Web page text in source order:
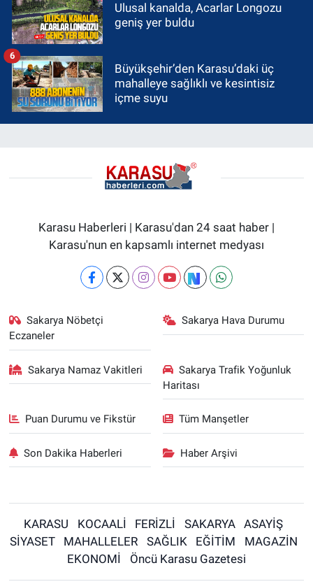
Ulusal kanalda, Acarlar Longozu
geniş yer buldu
Büyükşehir’den Karasu’daki üç
mahalleye sağlıklı ve kesintisiz
içme suyu
6
Karasu Haberleri | Karasu'dan 24 saat haber |
Karasu'nun en kapsamlı internet medyası
Sakarya Nöbetçi
Eczaneler
Sakarya Hava Durumu
Sakarya Namaz Vakitleri
Sakarya Trafik Yoğunluk
Haritası
Puan Durumu ve Fikstür Tüm Manşetler
Son Dakika Haberleri Haber Arşivi
KARASU KOCAALİ FERİZLİ SAKARYA
ASAYİŞ
SİYASET
MAHALLELER SAĞLIK EĞİTİM
MAGAZİN
EKONOMİ
Öncü Karasu Gazetesi